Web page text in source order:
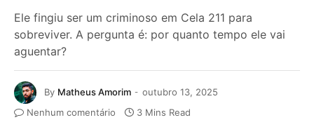
Ele fingiu ser um criminoso em Cela 211 para
sobreviver. A pergunta é: por quanto tempo ele vai
aguentar?
By Matheus Amorim
outubro 13, 2025
Nenhum comentário
3 Mins Read